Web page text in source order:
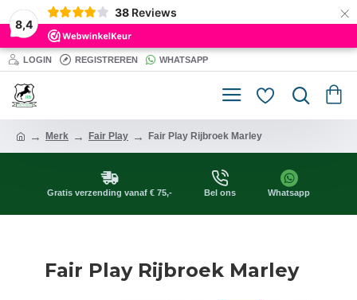
8,4
38 Reviews ×
LOGIN REGISTREREN WHATSAPP
Merk Fair Play Fair Play Rijbroek Marley
Gratis verzending vanaf € 75,- Bel ons Whatsapp
Fair Play Rijbroek Marley